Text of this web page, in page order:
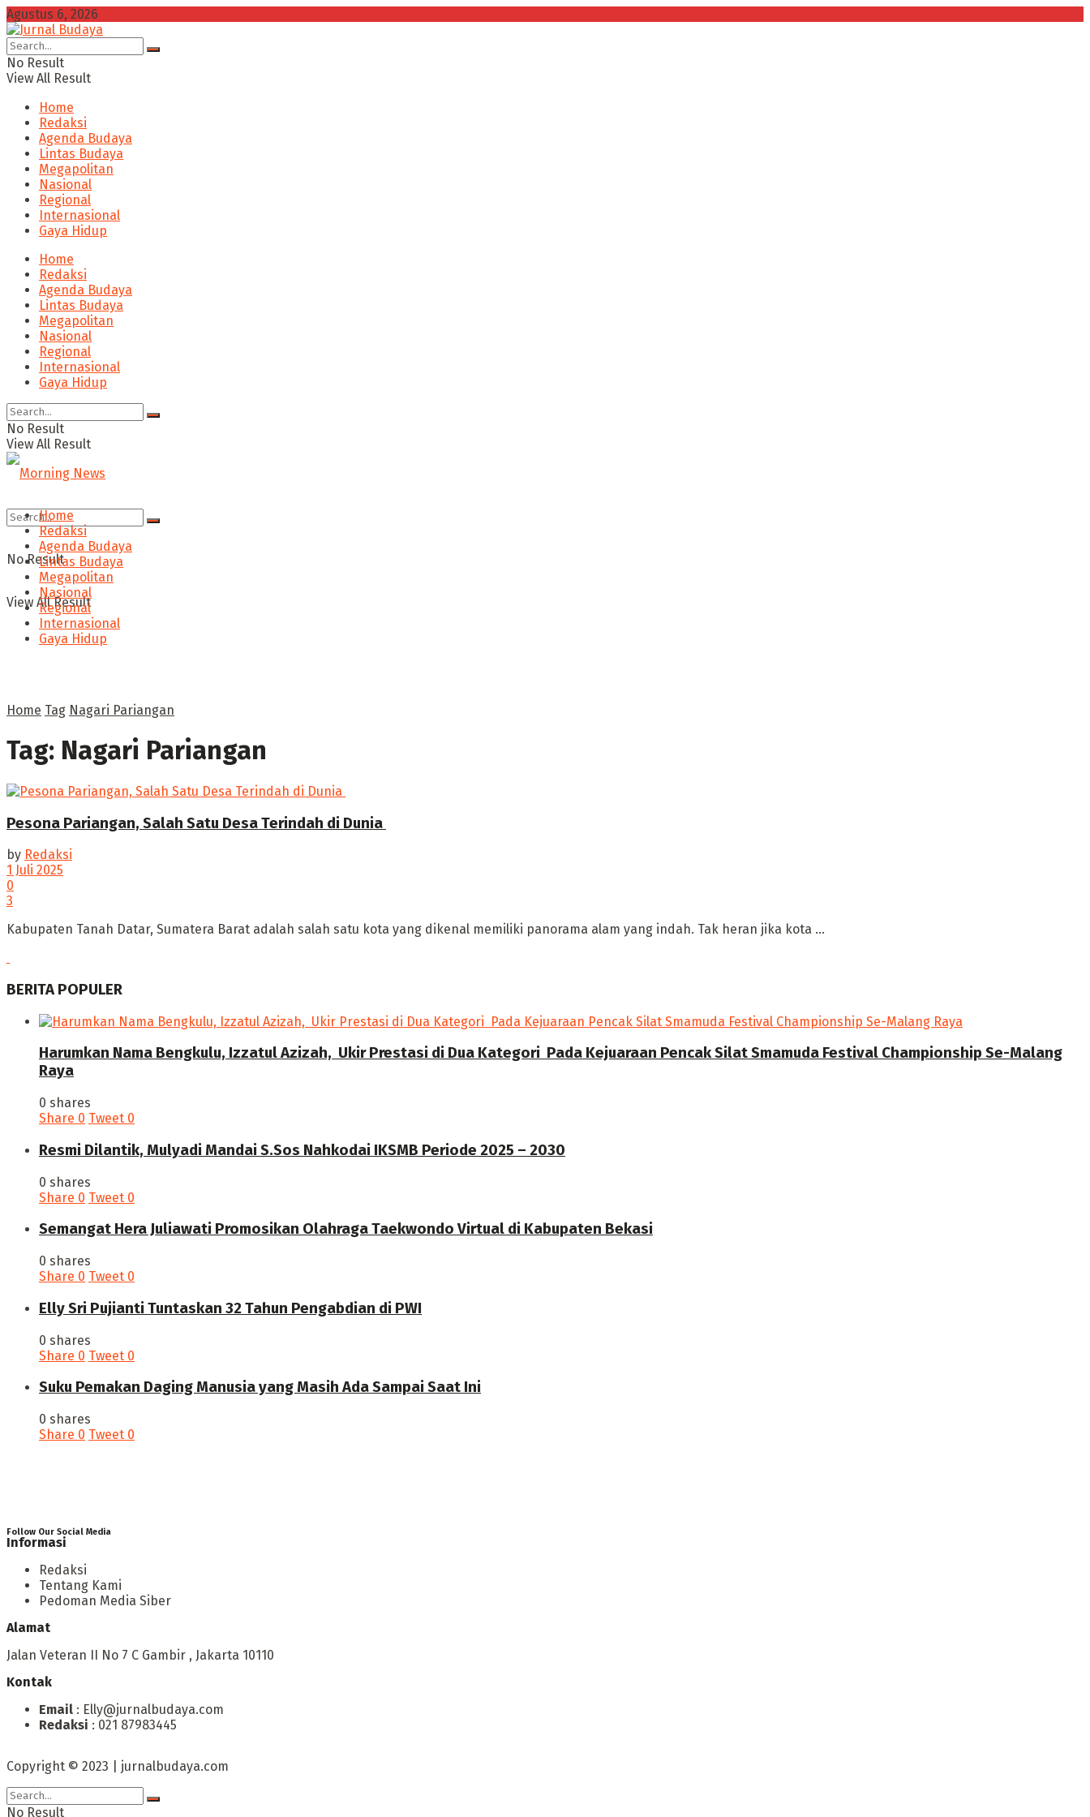
Agustus 6, 2026
No Result
View All Result
Home
Redaksi
Agenda Budaya
Lintas Budaya
Megapolitan
Nasional
Regional
Internasional
Gaya Hidup
Home
Redaksi
Agenda Budaya
Lintas Budaya
Megapolitan
Nasional
Regional
Internasional
Gaya Hidup
No Result
View All Result
No Result
View All Result
Home
Redaksi
Agenda Budaya
Lintas Budaya
Megapolitan
Nasional
Regional
Internasional
Gaya Hidup
Home Tag Nagari Pariangan
Tag: Nagari Pariangan
Pesona Pariangan, Salah Satu Desa Terindah di Dunia ‎
by Redaksi
1 Juli 2025
0
3
‎Kabupaten Tanah Datar, Sumatera Barat adalah salah satu kota yang dikenal memiliki panorama alam yang indah. Tak heran jika kota ...
BERITA POPULER
Harumkan Nama Bengkulu, Izzatul Azizah, Ukir Prestasi di Dua Kategori Pada Kejuaraan Pencak Silat Smamuda Festival Championship Se-Malang
Raya
0 shares
Share 0 Tweet 0
Resmi Dilantik, Mulyadi Mandai S.Sos Nahkodai IKSMB Periode 2025 – 2030
0 shares
Share 0 Tweet 0
Semangat Hera Juliawati Promosikan Olahraga Taekwondo Virtual di Kabupaten Bekasi
0 shares
Share 0 Tweet 0
Elly Sri Pujianti Tuntaskan 32 Tahun Pengabdian di PWI
0 shares
Share 0 Tweet 0
‎Suku Pemakan Daging Manusia yang Masih Ada Sampai Saat Ini
0 shares
Share 0 Tweet 0
Follow Our Social Media
Informasi
Redaksi
Tentang Kami
Pedoman Media Siber
Alamat
Jalan Veteran II No 7 C Gambir , Jakarta 10110
Kontak
Email : Elly@jurnalbudaya.com
Redaksi : 021 87983445
Copyright © 2023 | jurnalbudaya.com
No Result